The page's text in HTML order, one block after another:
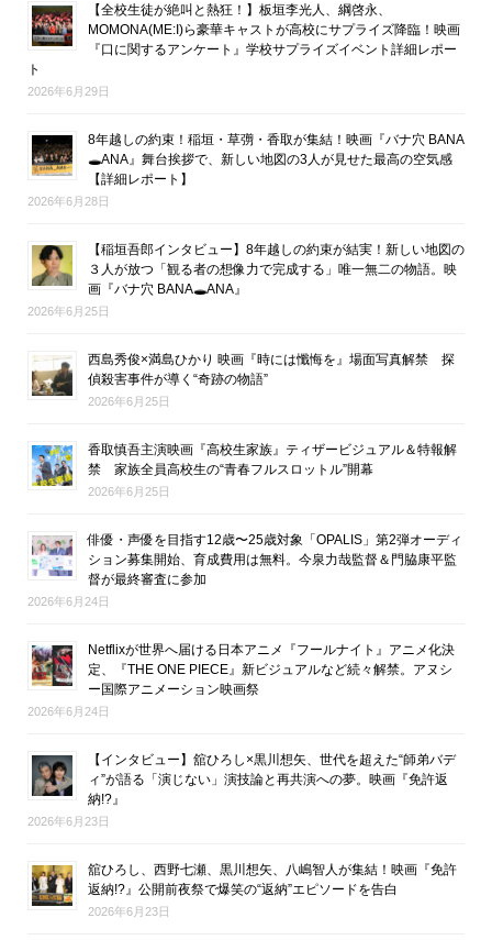
【全校生徒が絶叫と熱狂！】板垣李光人、綱啓永、
MOMONA(ME:I)ら豪華キャストが高校にサプライズ降臨！映画
『口に関するアンケート』学校サプライズイベント詳細レポー
ト
2026年6月29日
8年越しの約束！稲垣・草彅・香取が集結！映画『バナ穴 BANA
🕳ANA』舞台挨拶で、新しい地図の3人が見せた最高の空気感
【詳細レポート】
2026年6月28日
【稲垣吾郎インタビュー】8年越しの約束が結実！新しい地図の
３人が放つ「観る者の想像力で完成する」唯一無二の物語。映
画『バナ穴 BANA🕳ANA』
2026年6月25日
西島秀俊×満島ひかり 映画『時には懺悔を』場面写真解禁 探
偵殺害事件が導く“奇跡の物語”
2026年6月25日
香取慎吾主演映画『高校生家族』ティザービジュアル＆特報解
禁 家族全員高校生の“青春フルスロットル”開幕
2026年6月25日
俳優・声優を目指す12歳〜25歳対象「OPALIS」第2弾オーディ
ション募集開始、育成費用は無料。今泉力哉監督＆門脇康平監
督が最終審査に参加
2026年6月24日
Netflixが世界へ届ける日本アニメ『フールナイト』アニメ化決
定、『THE ONE PIECE』新ビジュアルなど続々解禁。アヌシ
ー国際アニメーション映画祭
2026年6月24日
【インタビュー】舘ひろし×黒川想矢、世代を超えた“師弟バデ
ィ”が語る「演じない」演技論と再共演への夢。映画『免許返
納!?』
2026年6月23日
舘ひろし、西野七瀬、黒川想矢、八嶋智人が集結！映画『免許
返納!?』公開前夜祭で爆笑の“返納”エピソードを告白
2026年6月23日